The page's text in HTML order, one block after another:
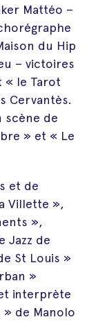
Mattéo –
du Hip
– victoires
« le Tarot
Cervantès.
scène de
» et « Le
et de
Villette »,
»,
Jazz de
St Louis »
»
interprète
de Manolo